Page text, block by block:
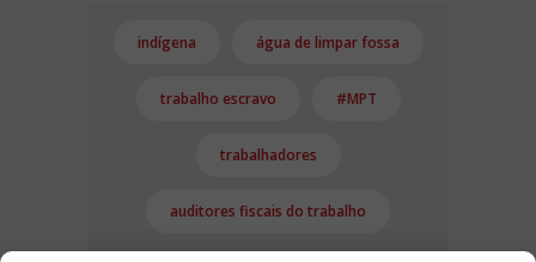
indígena água de limpar fossa
trabalho escravo #MPT
trabalhadores
auditores fiscais do trabalho